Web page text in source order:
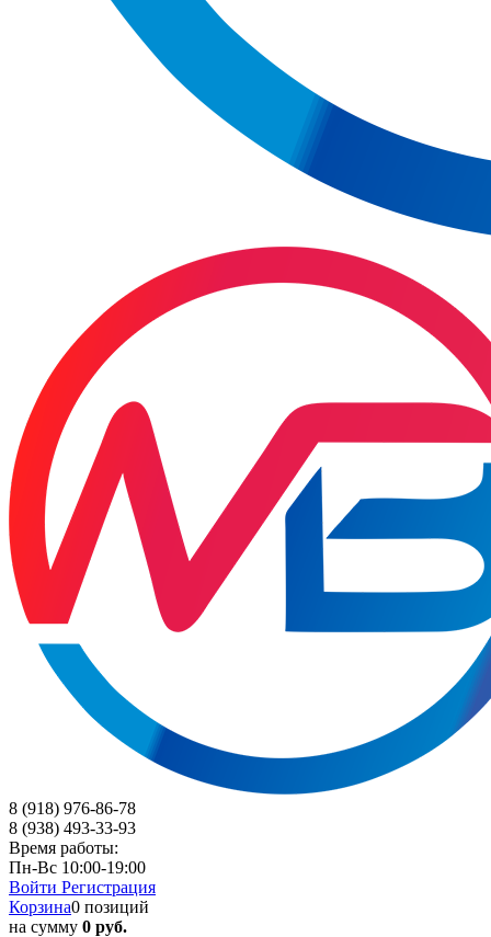
8 (918) 976-86-78
8 (938) 493-33-93
Время работы:
Пн-Вс 10:00-19:00
Войти Регистрация
Корзина0 позиций
на сумму 0 руб.